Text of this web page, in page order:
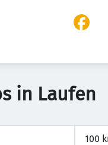
in Laufen